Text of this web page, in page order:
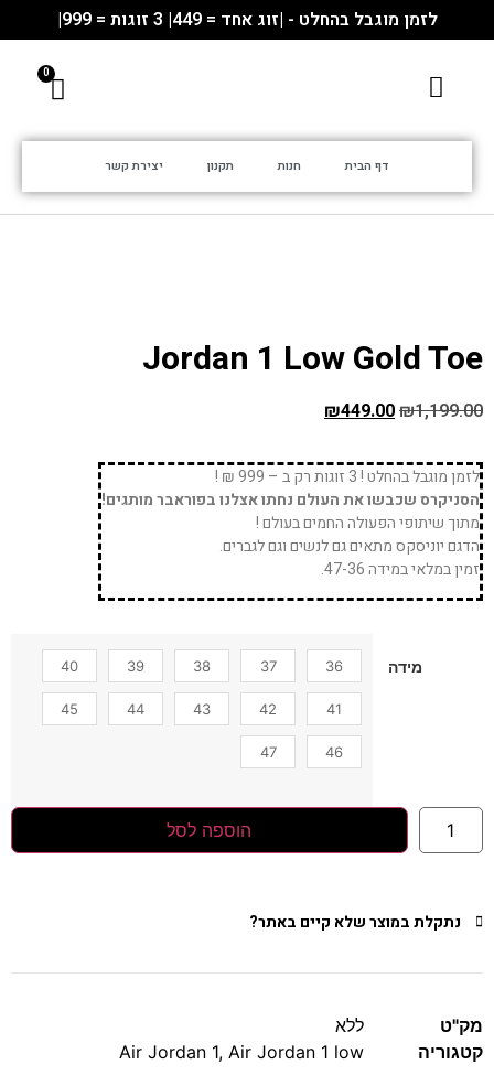
לזמן מוגבל בהחלט - |זוג אחד = 449| 3 זוגות = 999|
דף הבית חנות תקנון יצירת קשר
Jordan 1 Low Gold Toe
₪1,199.00
₪449.00
לזמן מוגבל בהחלט ! 3 זוגות רק ב – 999 ₪ !
הסניקרס שכבשו את העולם נחתו אצלנו בפוראבר מותגים!
מתוך שיתופי הפעולה החמים בעולם !
הדגם יוניסקס מתאים גם לנשים וגם לגברים.
זמין במלאי במידה 47-36.
מידה 36
37
38
39
40
41
42
43
44
45
46
47
הוספה לסל
נתקלת במוצר שלא קיים באתר?
מק"ט
ללא
קטגוריה
Air Jordan 1, Air Jordan 1 low